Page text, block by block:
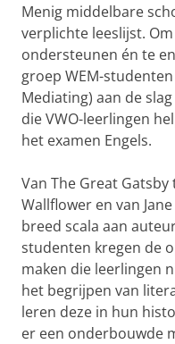
Menig middelbare
verplichte leeslijst.
ondersteunen én te
groep WEM-
Mediating) aan de
die VWO-leerlingen
het examen Engels.
Van The Great
Wallflower en van
breed scala aan
studenten kregen de
maken die leerlingen
het begrijpen van
leren deze in hun
er een onderbouwde